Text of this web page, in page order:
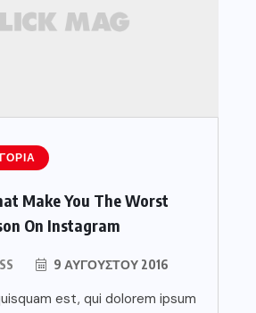
Make You The Worst
On Instagram
9 ΑΥΓΟΎΣΤΟΥ 2016
est, qui dolorem ipsum